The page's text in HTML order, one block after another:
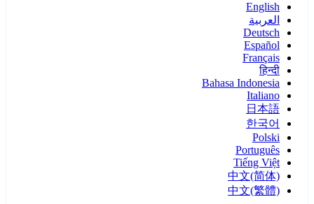
English
العربية
Deutsch
Español
Français
हिन्दी
Bahasa Indonesia
Italiano
日本語
한국어
Polski
Português
Tiếng Việt
中文(简体)
中文(繁體)